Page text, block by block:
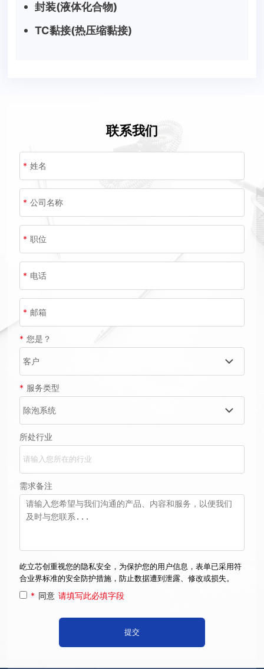
封装(液体化合物)
TC黏接(热压缩黏接)
联系我们
* 姓名
* 公司名称
* 职位
* 电话
* 邮箱
* 您是？
* 服务类型
所处行业
需求备注
屹立芯创重视您的隐私安全，为保护您的用户信息，表单已采用符
合业界标准的安全防护措施，防止数据遭到泄露、修改或损失。
* 同意 请填写此必填字段